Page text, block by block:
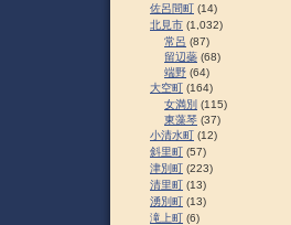
佐呂間町 (14)
北見市 (1,032)
常呂 (87)
留辺蘂 (68)
端野 (64)
大空町 (164)
女満別 (115)
東藻琴 (37)
小清水町 (12)
斜里町 (57)
津別町 (223)
清里町 (13)
湧別町 (13)
滝上町 (6)